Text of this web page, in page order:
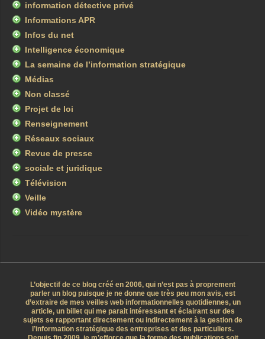
information détective privé
Informations APR
Infos du net
Intelligence économique
La semaine de l’information stratégique
Médias
Non classé
Projet de loi
Renseignement
Réseaux sociaux
Revue de presse
sociale et juridique
Télévision
Veille
Vidéo mystère
L’objectif de ce blog créé en 2006, qui n’est pas à proprement
parler un blog puisque je ne donne que très peu mon avis, est
d’extraire de mes veilles web informationnelles quotidiennes, un
article, un billet qui me parait intéressant et éclairant sur des
sujets se rapportant directement ou indirectement à la gestion de
l’information stratégique des entreprises et des particuliers.